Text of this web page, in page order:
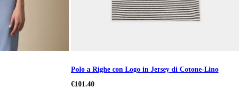
Polo a Righe con Logo in Jersey di Cotone-Lino
€101.40